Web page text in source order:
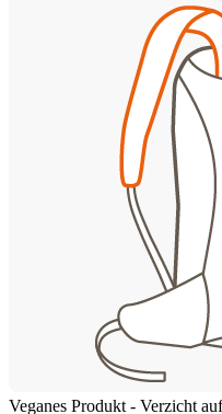
Veganes Produkt - Verzicht